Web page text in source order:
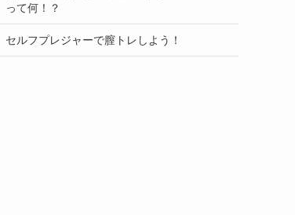
って何！？
セルフプレジャーで膣トレしよう！